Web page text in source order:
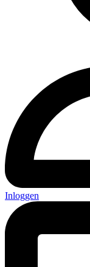
Inloggen